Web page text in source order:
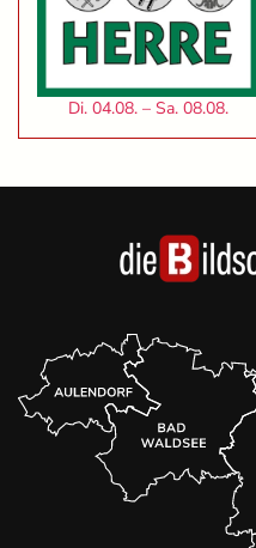
Di. 04.08. – Sa. 08.08.